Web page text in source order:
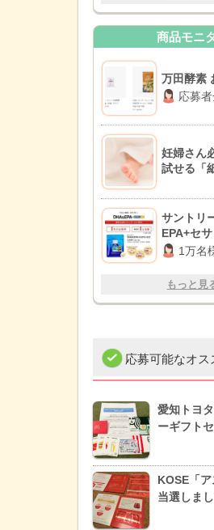
商品モニ
万田酵素
応募
妊婦さん
試せる「
BEST10♪
サントリ
EPA+セ
1万名
もっと見
応募可能なオス
愛知トヨ
ーギフト
KOSE「
当選しま